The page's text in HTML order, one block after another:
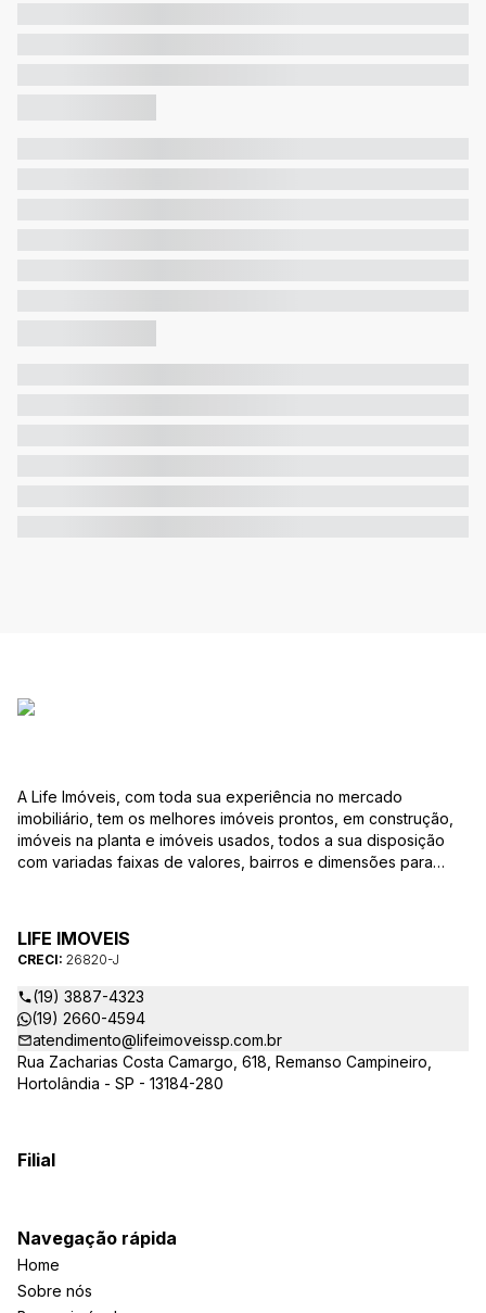
A Life Imóveis, com toda sua experiência no mercado
imobiliário, tem os melhores imóveis prontos, em construção,
imóveis na planta e imóveis usados, todos a sua disposição
com variadas faixas de valores, bairros e dimensões para
as suas dúvidas sobre casas, apartamentos, terrenos, salas
comerciais e outros produtos imobiliários.
LIFE IMOVEIS
CRECI: 26820-J
(19) 3887-4323
(19) 2660-4594
atendimento@lifeimoveissp.com.br
Rua Zacharias Costa Camargo, 618, Remanso Campineiro,
Hortolândia - SP - 13184-280
Filial
Navegação rápida
Home
Sobre nós